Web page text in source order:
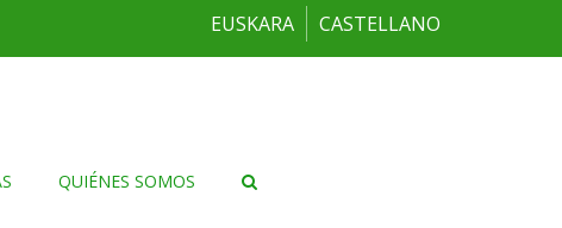
EUSKARA CASTELLANO
QUIÉNES SOMOS